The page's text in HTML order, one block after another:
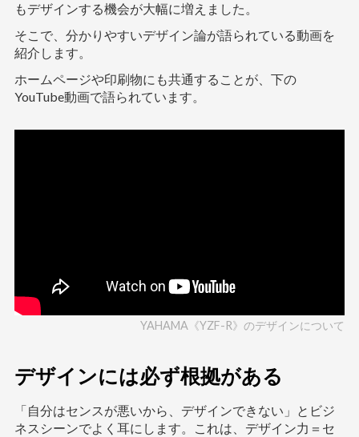
もデザインする機会が大幅に増えました。
そこで、分かりやすいデザイン論が語られている動画を
紹介します。
ホームページや印刷物にも共通することが、下の
YouTube動画で語られています。
YAHAMA《YZF-R》のデザインについて
デザインには必ず根拠がある
「自分はセンスが悪いから、デザインできない」とビジ
ネスシーンでよく耳にします。これは、デザイン力＝セ